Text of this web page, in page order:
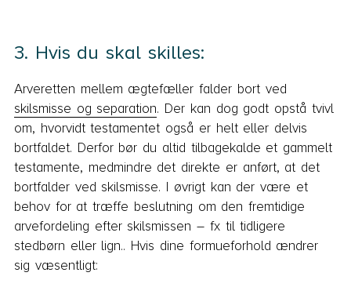
3. Hvis du skal skilles:
Arveretten mellem ægtefæller falder bort ved
skilsmisse og separation. Der kan dog godt opstå tvivl
om, hvorvidt testamentet også er helt eller delvis
bortfaldet. Derfor bør du altid tilbagekalde et gammelt
testamente, medmindre det direkte er anført, at det
bortfalder ved skilsmisse. I øvrigt kan der være et
behov for at træffe beslutning om den fremtidige
arvefordeling efter skilsmissen – fx til tidligere
stedbørn eller lign.. Hvis dine formueforhold ændrer
sig væsentligt: